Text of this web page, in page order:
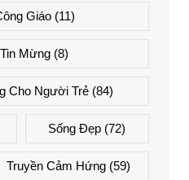
Giáo(11)
Mừng (8)
Cho Người Trẻ (84)
Sống Đẹp (72)
Truyền Cảm Hứng(59)